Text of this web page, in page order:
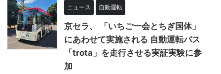
ニュース 自動運転
京セラ、 「いちご一会とちぎ国体」
にあわせて実施される 自動運転バス
「trota」を走行させる実証実験に参
加